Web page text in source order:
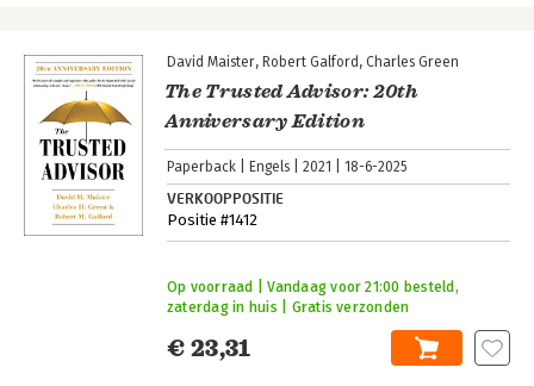
David Maister Robert Galford Charles Green
The Trusted Advisor: 20th
Anniversary Edition
Paperback Engels 2021 18-6-2025
VERKOOPPOSITIE
Positie #1412
€ 23,31
Op voorraad | Vandaag voor 21:00 besteld,
zaterdag in huis | Gratis verzonden